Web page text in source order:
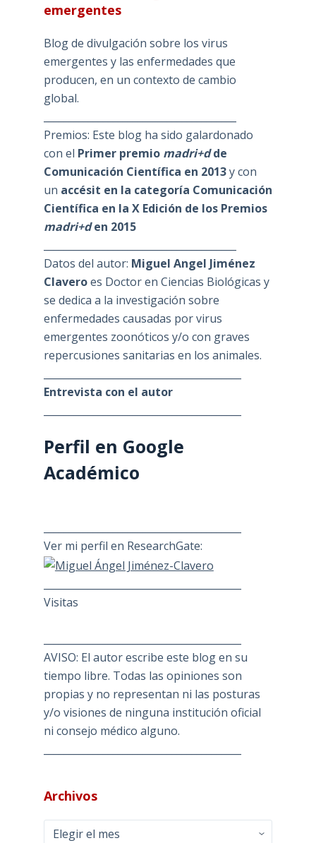
emergentes
Blog de divulgación sobre los virus
emergentes y las enfermedades que
producen, en un contexto de cambio
global.
Premios: Este blog ha sido galardonado
con el Primer premio madri+dde
Comunicación Científica en 2013y con
un accésit en la categoría Comunicación
Científica en la X Edición de los Premios
madri+den 2015
Datos del autor: Miguel Angel Jiménez
Claveroes Doctor en Ciencias Biológicas y
se dedica a la investigación sobre
enfermedades causadas por virus
emergentes zoonóticos y/o con graves
repercusiones sanitarias en los animales.
Entrevista con el autor
Perfil en Google
Académico
Ver mi perfil en ResearchGate:
Visitas
AVISO: El autor escribe este blog en su
tiempo libre. Todas las opiniones son
propias y no representan ni las posturas
y/o visiones de ninguna institución oficial
ni consejo médico alguno.
Archivos
Archivos